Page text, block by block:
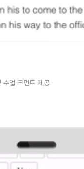
수업 코멘트 제공